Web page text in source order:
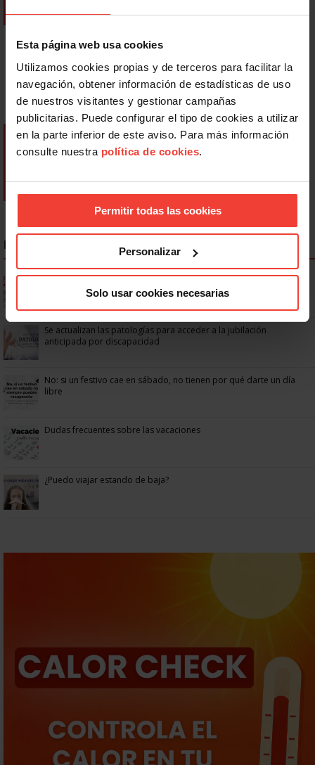
Esta página web usa cookies
Utilizamos cookies propias y de terceros para facilitar la
navegación, obtener información de estadísticas de uso
de nuestros visitantes y gestionar campañas
publicitarias. Puede configurar el tipo de cookies a utilizar
en la parte inferior de este aviso. Para más información
consulte nuestra política de cookies.
Permitir todas las cookies
Personalizar
Solo usar cookies necesarias
NOTICIAS MÁS LEÍDAS
Ya os podéis descargar la app de USO
Se actualizan las patologías para acceder a la jubilación
anticipada por discapacidad
No: si un festivo cae en sábado, no tienen por qué darte un día
libre
Dudas frecuentes sobre las vacaciones
¿Puedo viajar estando de baja?